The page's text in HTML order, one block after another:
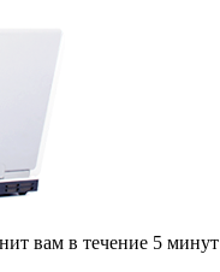
вам в течение 5